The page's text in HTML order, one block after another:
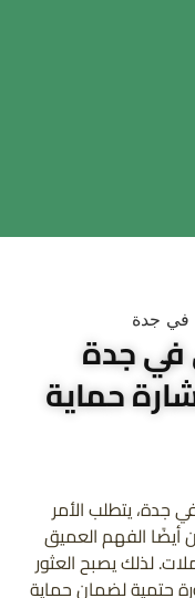
جدة
حماية
جدة، يتطلب الأمر
الفهم العميق
لذلك يصبح العثور
حتمية لضمان حماية